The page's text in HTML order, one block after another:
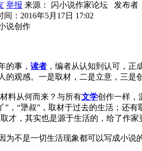
举报 来源： 闪小说作家论坛 发布者
间：2016年5月17日 17:02
说创作
事， 读者 ，编者从认知到认可，
的观感。一是取材，二是立意，三是
从何而来？与所有文学创作一样，
”，“犟叔”，取材于过去的生活；还有
才，其实也是源于生活的，给了作家
不是一切生活现象都可以写成小说